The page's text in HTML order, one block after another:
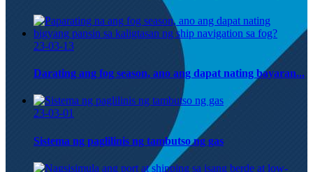
23-03-13
Darating ang fog season, ano ang dapat nating bayaran...
23-03-01
Sistema ng paglilinis ng tambutso ng gas